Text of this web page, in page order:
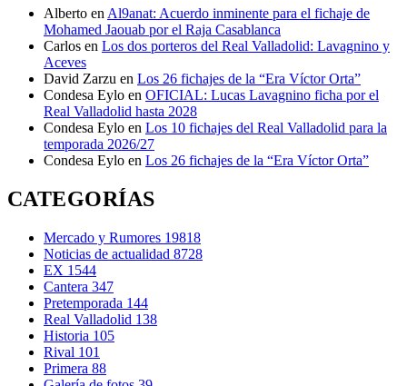
Alberto en Al9anat: Acuerdo inminente para el fichaje de
Mohamed Jaouab por el Raja Casablanca
Carlos en Los dos porteros del Real Valladolid: Lavagnino y
Aceves
David Zarzu en Los 26 fichajes de la “Era Víctor Orta”
Condesa Eylo en OFICIAL: Lucas Lavagnino ficha por el
Real Valladolid hasta 2028
Condesa Eylo en Los 10 fichajes del Real Valladolid para la
temporada 2026/27
Condesa Eylo en Los 26 fichajes de la “Era Víctor Orta”
CATEGORÍAS
Mercado y Rumores 19818
Noticias de actualidad 8728
EX 1544
Cantera 347
Pretemporada 144
Real Valladolid 138
Historia 105
Rival 101
Primera 88